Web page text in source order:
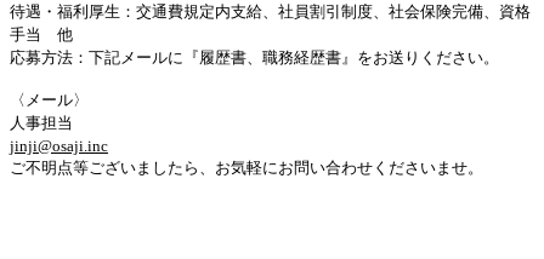
待遇・福利厚生：交通費規定内支給、社員割引制度、社会保険完備、資格
手当 他
応募方法：下記メールに『履歴書、職務経歴書』をお送りください。
〈メール〉
人事担当
jinji@osaji.inc
ご不明点等ございましたら、お気軽にお問い合わせくださいませ。